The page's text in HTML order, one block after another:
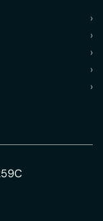
›
›
›
›
›